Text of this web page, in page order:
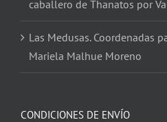
caballero de Thanatos por
Las Medusas. Coordenadas
Mariela Malhue Moreno
CONDICIONES DE ENVÍO